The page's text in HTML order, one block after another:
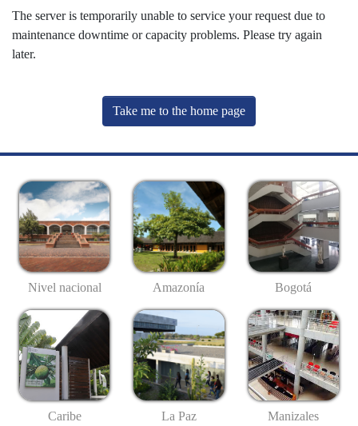
The server is temporarily unable to service your request due to
maintenance downtime or capacity problems. Please try again
later.
Take me to the home page
Nivel nacional Amazonía Bogotá
Caribe La Paz Manizales